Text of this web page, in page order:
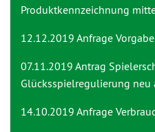
Produktkennzeichnung
12.12.2019 Anfrage
07.11.2019 Antrag
Glücksspielregulierung neu
14.10.2019 Anfrage